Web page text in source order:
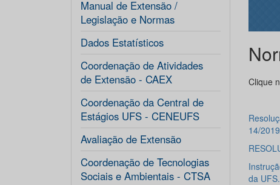
Manual de Extensão /
Legislação e Normas
Dados Estatísticos
Coordenação de Atividades
de Extensão - CAEX
Coordenação da Central de
Estágios UFS - CENEUFS
Avaliação de Extensão
Coordenação de Tecnologias
Sociais e Ambientais - CTSA
Clique
14/
da UFS.